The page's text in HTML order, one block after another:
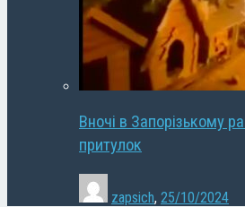
Вночі в Запорізькому
притулок
zapsich, 25/10/2024